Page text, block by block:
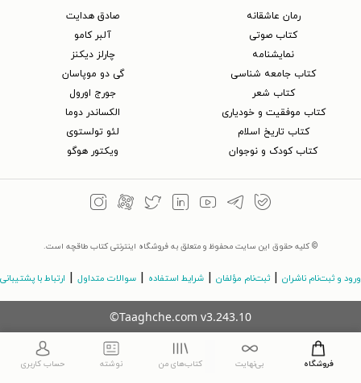
رمان عاشقانه
کتاب‌ صوتی
نمایشنامه
کتاب جامعه شناسی
کتاب شعر
کتاب موفقیت و خودیاری
کتاب تاریخ اسلام
کتاب کودک و نوجوان
صادق هدایت
آلبر کامو
چارلز دیکنز
گی دو موپاسان
جورج اورول
الکساندر دوما
لئو تولستوی
ویکتور هوگو
© کلیه حقوق این سایت محفوظ و متعلق به فروشگاه اینترنتی کتاب طاقچه است.
ورود و ثبت‌نام ناشران ثبت‌نام مؤلفان شرایط استفاده سوالات متداول ارتباط با پشتیبانی
©Taaghche.com v3.243.10
فروشگاه بی‌نهایت کتاب‌های من نوشته حساب کاربری